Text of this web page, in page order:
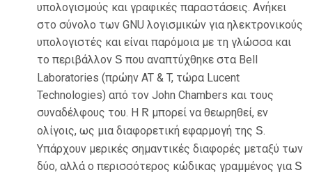
υπολογισμούς και γραφικές παραστάσεις. Ανήκει
στο σύνολο των GNU λογισμικών για ηλεκτρονικούς
υπολογιστές και είναι παρόμοια με τη γλώσσα και
το περιβάλλον S που αναπτύχθηκε στα Bell
Laboratories (πρώην AT & T, τώρα Lucent
Technologies) από τον John Chambers και τους
συναδέλφους του. Η R μπορεί να θεωρηθεί, εν
ολίγοις, ως μια διαφορετική εφαρμογή της S.
Υπάρχουν μερικές σημαντικές διαφορές μεταξύ των
δύο, αλλά ο περισσότερος κώδικας γραμμένος για S